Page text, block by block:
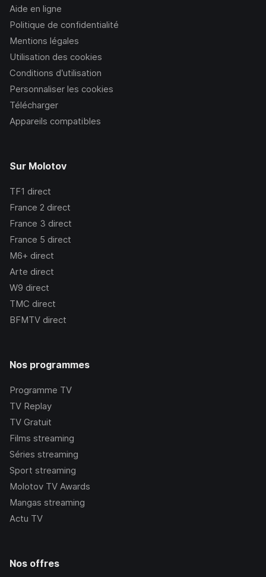
Aide en ligne
Politique de confidentialité
Mentions légales
Utilisation des cookies
Conditions d’utilisation
Personnaliser les cookies
Télécharger
Appareils compatibles
Sur Molotov
TF1 direct
France 2 direct
France 3 direct
France 5 direct
M6+ direct
Arte direct
W9 direct
TMC direct
BFMTV direct
Nos programmes
Programme TV
TV Replay
TV Gratuit
Films streaming
Séries streaming
Sport streaming
Molotov TV Awards
Mangas streaming
Actu TV
Nos offres